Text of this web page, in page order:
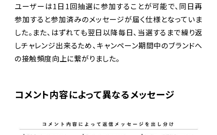
ユーザーは1日1回抽選に参加することが可能で、同日再
参加すると参加済みのメッセージが届く仕様となっていま
した。また、はずれても翌日以降毎日、当選するまで繰り返
しチャレンジ出来るため、キャンペーン期間中のブランドへ
の接触頻度向上に繋がりました。
コメント内容によって異なるメッセージ